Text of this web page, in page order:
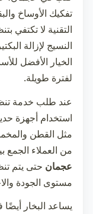
تفكيك الأوساخ
التقنية لا
النسيج لإزالة
الخيار الأفضل
لفترة طويلة.
عند طلب خدمة
استخدام أجهزة
مثل القطن
من العملاء
عجمان حتى يتم
مستوى الجودة
يساعد البخار